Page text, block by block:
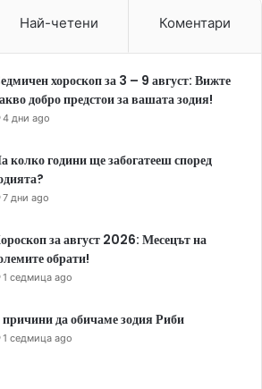
Най-четени Коментари
хороскоп за 3 – 9 август: Вижте
добро предстои за вашата зодия!
4 дни ago
колко години ще забогатееш според
7 дни ago
за август 2026: Месецът на
обрати!
1 седмица ago
да обичаме зодия Риби
1 седмица ago